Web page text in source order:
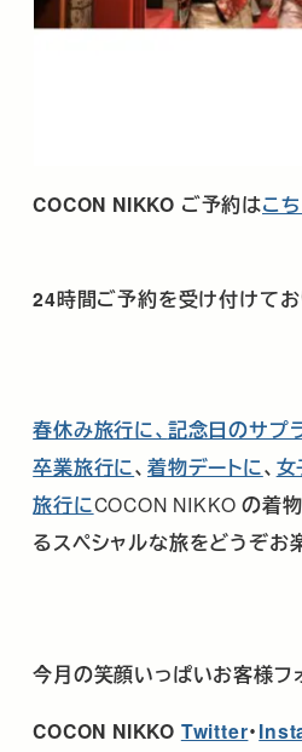
COCON NIKKO ご予約はこ
24時間ご予約を受け付けてお
春休み旅行に、 記念日のサプ
卒業旅行に、 着物デートに、 女
旅行にCOCON NIKKOの着
るスペシャルな旅をどうぞお
今月の笑顔いっぱいお客様フ
COCON NIKKO Twitter･